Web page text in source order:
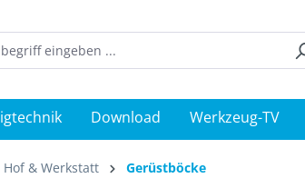
Download Werkzeug-TV
& Werkstatt Gerüstböcke